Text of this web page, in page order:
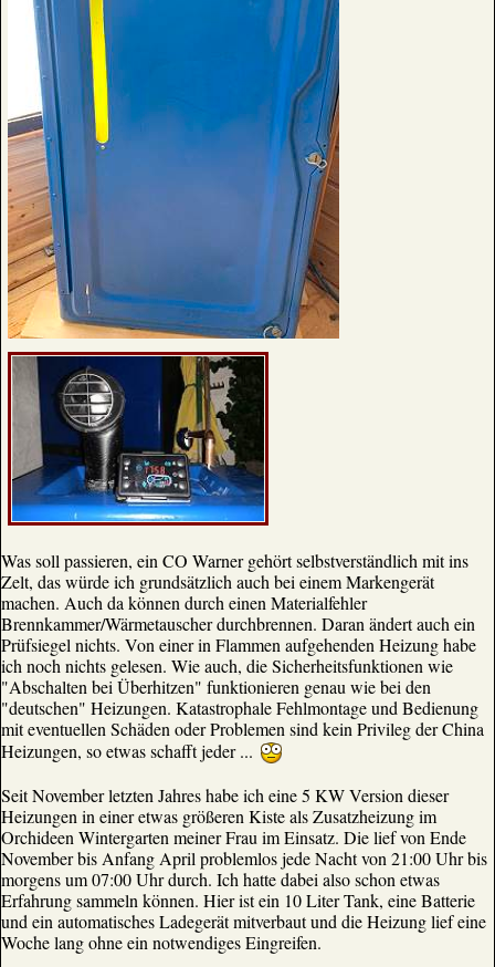
Was soll passieren, ein CO Warner gehört selbstverständlich mit ins
Zelt, das würde ich grundsätzlich auch bei einem Markengerät
machen. Auch da können durch einen Materialfehler
Brennkammer/Wärmetauscher durchbrennen. Daran ändert auch ein
Prüfsiegel nichts. Von einer in Flammen aufgehenden Heizung habe
ich noch nichts gelesen. Wie auch, die Sicherheitsfunktionen wie
"Abschalten bei Überhitzen" funktionieren genau wie bei den
"deutschen" Heizungen. Katastrophale Fehlmontage und Bedienung
mit eventuellen Schäden oder Problemen sind kein Privileg der China
Heizungen, so etwas schafft jeder ...
Seit November letzten Jahres habe ich eine 5 KW Version dieser
Heizungen in einer etwas größeren Kiste als Zusatzheizung im
Orchideen Wintergarten meiner Frau im Einsatz. Die lief von Ende
November bis Anfang April problemlos jede Nacht von 21:00 Uhr bis
morgens um 07:00 Uhr durch. Ich hatte dabei also schon etwas
Erfahrung sammeln können. Hier ist ein 10 Liter Tank, eine Batterie
und ein automatisches Ladegerät mitverbaut und die Heizung lief eine
Woche lang ohne ein notwendiges Eingreifen.